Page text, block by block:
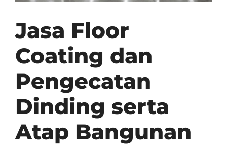
Jasa Floor
Coating dan
Pengecatan
Dinding serta
Atap Bangunan